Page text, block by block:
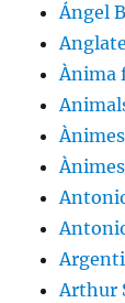
Ángel
Ànima
Arthur